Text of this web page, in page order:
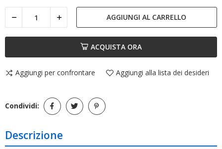
AGGIUNGI AL CARRELLO
ACQUISTA ORA
Aggiungi per confrontare Aggiungi alla lista dei desideri
Condividi:
Descrizione